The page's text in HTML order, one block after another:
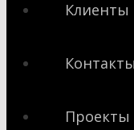
Клиенты
Контакты
Проекты